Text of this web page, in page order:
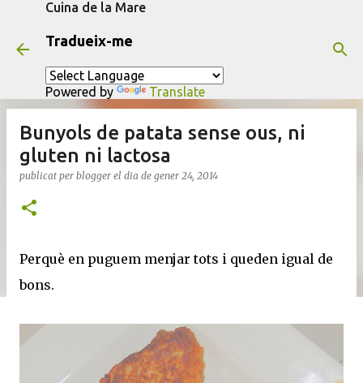
Cuina de la Mare
Tradueix-me
Powered by Translate
Bunyols de patata sense ous, ni
gluten ni lactosa
publicat per blogger el dia de gener 24, 2014
Perquè en puguem menjar tots i queden igual de
bons.